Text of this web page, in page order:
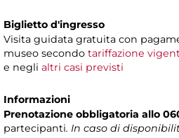
Biglietto d'ingresso
Visita guidata gratuita con
museo secondo tariffazione
e negli altri casi previsti
Informazioni
Prenotazione obbligatoria allo
partecipanti. In caso di